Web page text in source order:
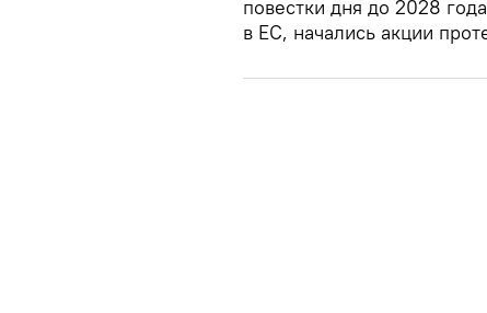
повестки дня до 2028
в ЕС, начались акции